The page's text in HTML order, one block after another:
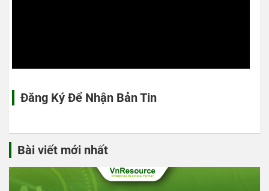
Đăng Ký Để Nhận Bản Tin
Bài viết mới nhất